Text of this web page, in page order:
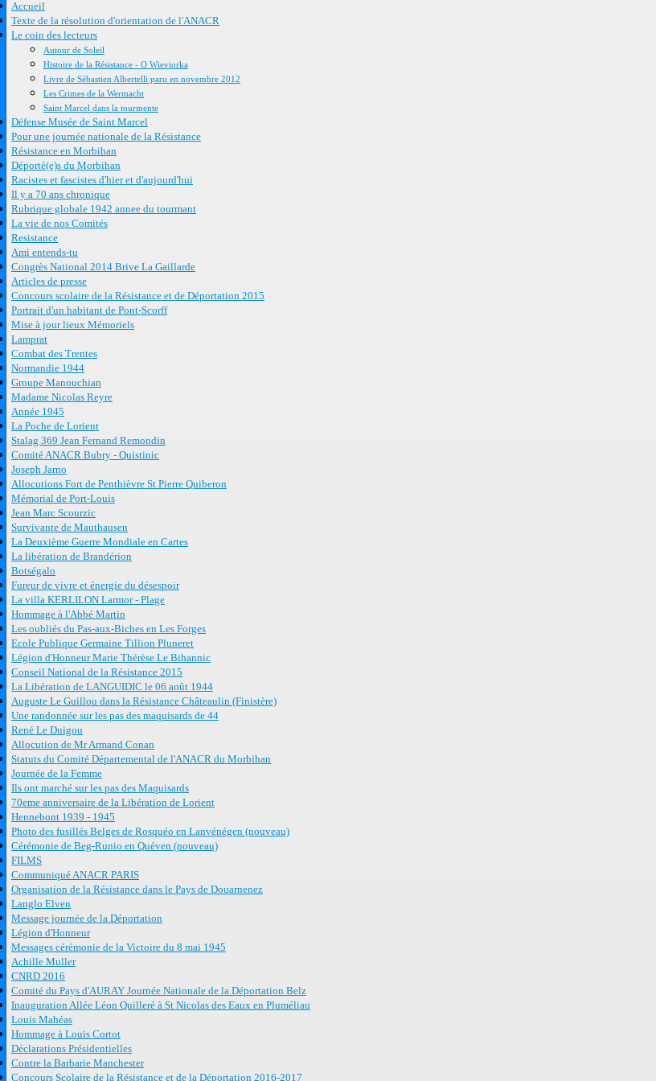
Accueil
Texte de la résolution d'orientation de l'ANACR
Le coin des lecteurs
Autour de Soleil
Histoire de la Résistance - O Wieviorka
Livre de Sébastien Albertelli paru en novembre 2012
Les Crimes de la Wermacht
Saint Marcel dans la tourmente
Défense Musée de Saint Marcel
Pour une journée nationale de la Résistance
Résistance en Morbihan
Déporté(e)s du Morbihan
Racistes et fascistes d'hier et d'aujourd'hui
Il y a 70 ans chronique
Rubrique globale 1942 annee du tourmant
La vie de nos Comités
Resistance
Ami entends-tu
Congrès National 2014 Brive La Gaillarde
Articles de presse
Concours scolaire de la Résistance et de Déportation 2015
Portrait d'un habitant de Pont-Scorff
Mise à jour lieux Mémoriels
Lamprat
Combat des Trentes
Normandie 1944
Groupe Manouchian
Madame Nicolas Reyre
Année 1945
La Poche de Lorient
Stalag 369 Jean Fernand Remondin
Comité ANACR Bubry - Quistinic
Joseph Jarno
Allocutions Fort de Penthièvre St Pierre Quiberon
Mémorial de Port-Louis
Jean Marc Scourzic
Survivante de Mauthausen
La Deuxième Guerre Mondiale en Cartes
La libération de Brandérion
Botségalo
Fureur de vivre et énergie du désespoir
La villa KERLILON Larmor - Plage
Hommage à l'Abbé Martin
Les oubliés du Pas-aux-Biches en Les Forges
Ecole Publique Germaine Tillion Pluneret
Légion d'Honneur Marie Thérèse Le Bihannic
Conseil National de la Résistance 2015
La Libération de LANGUIDIC le 06 août 1944
Auguste Le Guillou dans la Résistance Châteaulin (Finistère)
Une randonnée sur les pas des maquisards de 44
René Le Duigou
Allocution de Mr Armand Conan
Statuts du Comité Départemental de l'ANACR du Morbihan
Journée de la Femme
Ils ont marché sur les pas des Maquisards
70eme anniversaire de la Libération de Lorient
Hennebont 1939 - 1945
Photo des fusillés Belges de Rosquéo en Lanvénégen (nouveau)
Cérémonie de Beg-Runio en Quéven (nouveau)
FILMS
Communiqué ANACR PARIS
Organisation de la Résistance dans le Pays de Douarnenez
Langlo Elven
Message journée de la Déportation
Légion d'Honneur
Messages cérémonie de la Victoire du 8 mai 1945
Achille Muller
CNRD 2016
Comité du Pays d'AURAY Journée Nationale de la Déportation Belz
Inauguration Allée Léon Quilleré à St Nicolas des Eaux en Pluméliau
Louis Mahéas
Hommage à Louis Cortot
Déclarations Présidentielles
Contre la Barbarie Manchester
Concours Scolaire de la Résistance et de la Déportation 2016-2017